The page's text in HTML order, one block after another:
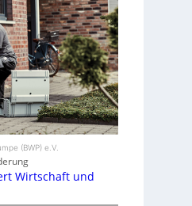
(BWP) e.V.
Wirtschaft und